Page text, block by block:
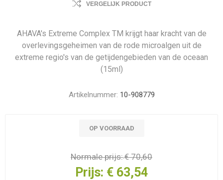
VERGELIJK PRODUCT
AHAVA's Extreme Complex TM krijgt haar kracht van de
overlevingsgeheimen van de rode microalgen uit de
extreme regio's van de getijdengebieden van de oceaan
(15ml)
Artikelnummer: 10-908779
OP VOORRAAD
Normale prijs:€ 70,60
Prijs: € 63,54